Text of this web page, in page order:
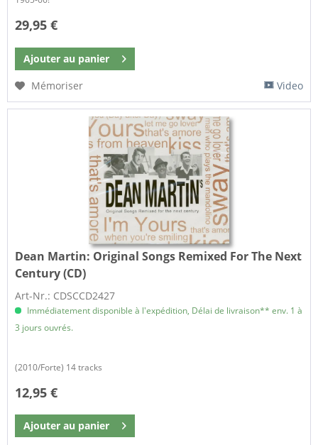
29,95 €
Ajouter au panier
Mémoriser
Video
Dean Martin: Original Songs Remixed For The Next
Century (CD)
Art-Nr.: CDSCCD2427
Immédiatement disponible à l'expédition, Délai de livraison** env. 1 à
3 jours ouvrés.
(2010/Forte) 14 tracks
12,95 €
Ajouter au panier